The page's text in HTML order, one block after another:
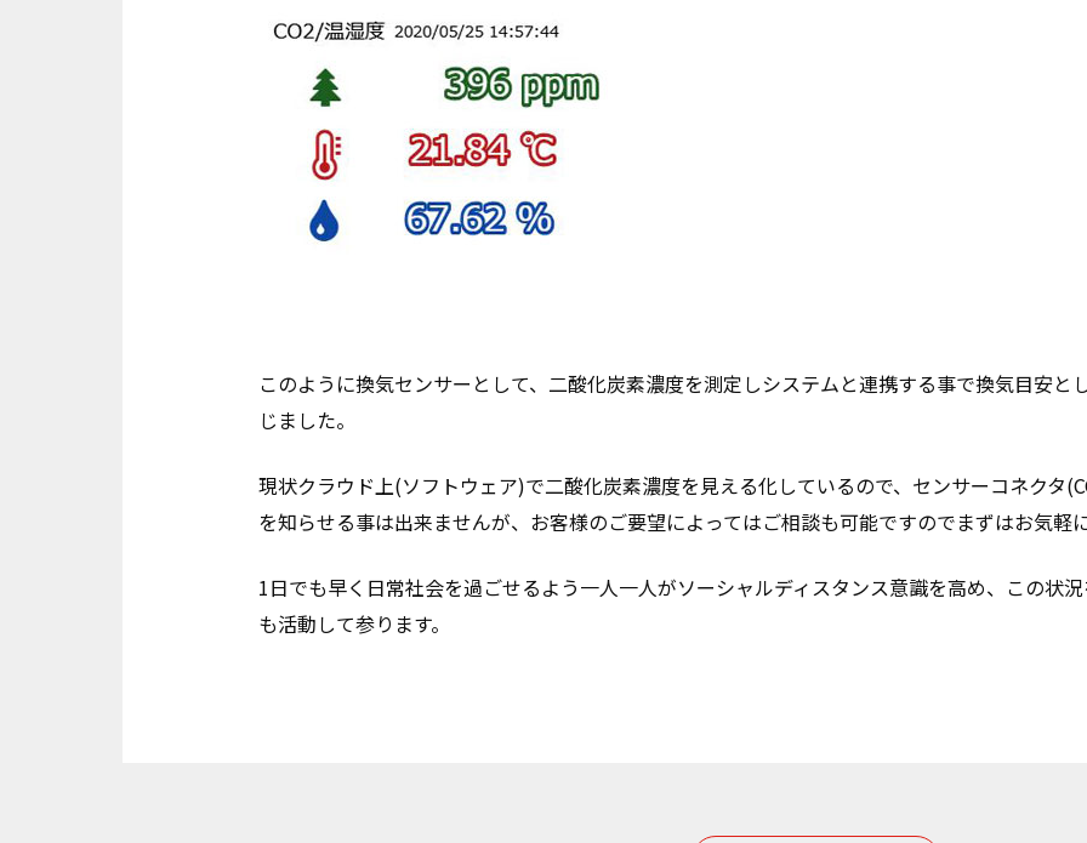
このように換気センサーとして、二酸化炭素濃度を測定しシステムと連携する事で換気目安と
じました。
現状クラウド上(ソフトウェア)で二酸化炭素濃度を見える化しているので、センサーコネクタ
を知らせる事は出来ませんが、お客様のご要望によってはご相談も可能ですのでまずはお気軽
1日でも早く日常社会を過ごせるよう一人一人がソーシャルディスタンス意識を高め、この状
も活動して参ります。